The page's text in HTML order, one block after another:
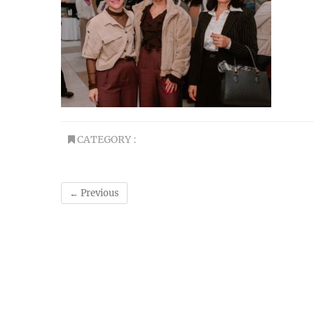
CATEGORY :
← Previous